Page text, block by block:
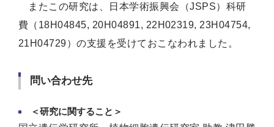
またこの研究は、日本学術振興会（JSPS）科研
費（18H04845, 20H04891, 22H02319, 23H04754,
21H04729）の支援を受けておこなわれました。
問い合わせ先
＜研究に関すること＞